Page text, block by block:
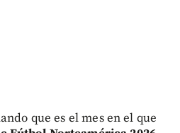
que es el mes en el que